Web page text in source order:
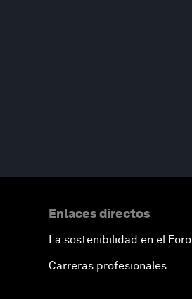
Enlaces directos
La sostenibilidad en el Foro
Carreras profesionales